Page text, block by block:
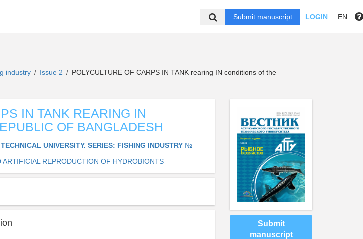
Submit manuscript LOGIN EN
industry / Issue 2 / POLYCULTURE OF CARPS IN TANK rearing IN conditions of the
IN TANK REARING IN
OF BANGLADESH
UNIVERSITY. SERIES: FISHING INDUSTRY №
ARTIFICIAL REPRODUCTION OF HYDROBIONTS
Submit
manuscript